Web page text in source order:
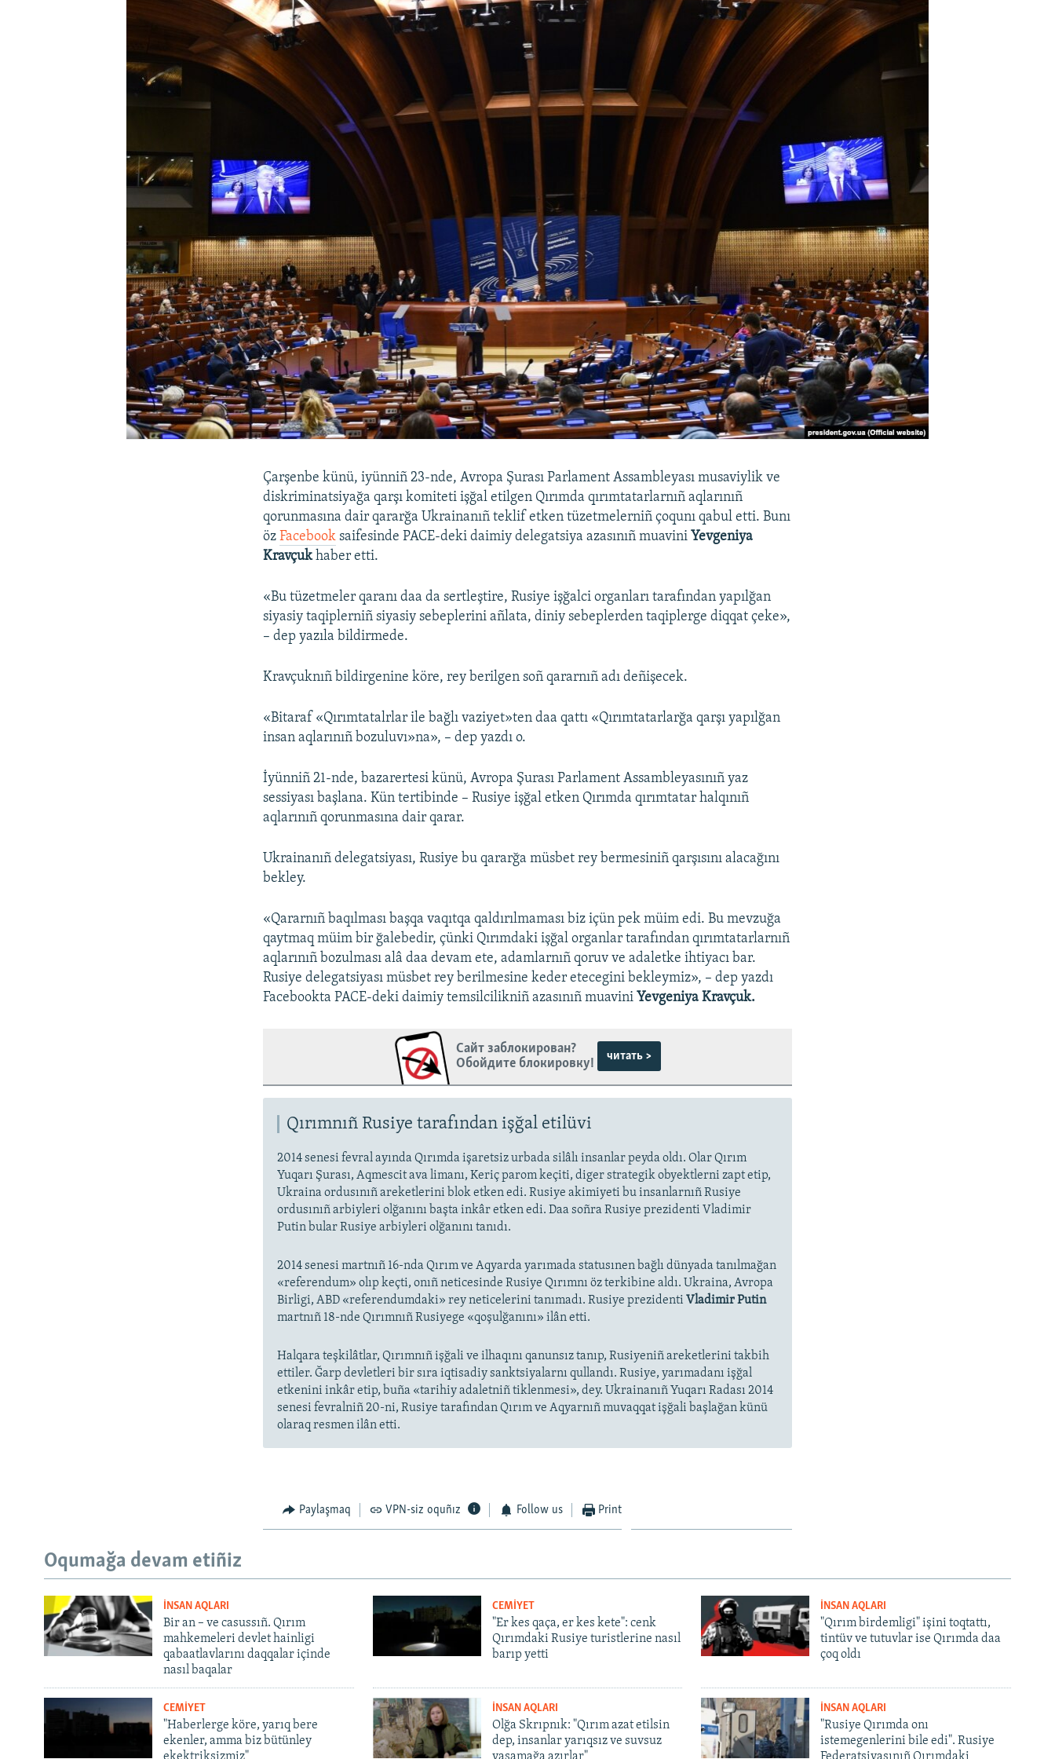
Çarşenbe künü, iyünniñ 23-nde, Avropa Şurası Parlament Assambleyası musaviylik ve
diskriminatsiyağa qarşı komiteti işğal etilgen Qırımda qırımtatarlarnıñ aqlarınıñ
qorunmasına dair qararğa Ukrainanıñ teklif etken tüzetmelerniñ çoqunı qabul etti. Bunı
özFacebook saifesinde PACE-deki daimiy delegatsiya azasınıñ muavini Yevgeniya
Kravçukhaber etti.
«Bu tüzetmeler qaranı daa da sertleştire, Rusiye işğalci organları tarafından yapılğan
siyasiy taqiplerniñ siyasiy sebeplerini añlata, diniy sebeplerden taqiplerge diqqat çeke»,
– dep yazıla bildirmede.
Kravçuknıñ bildirgenine köre, rey berilgen soñ qararnıñ adı deñişecek.
«Bitaraf «Qırımtatalrlar ile bağlı vaziyet»ten daa qattı «Qırımtatarlarğa qarşı yapılğan
insan aqlarınıñ bozuluvı»na», – dep yazdı o.
İyünniñ 21-nde, bazarertesi künü, Avropa Şurası Parlament Assambleyasınıñ yaz
sessiyası başlana. Kün tertibinde – Rusiye işğal etken Qırımda qırımtatar halqınıñ
aqlarınıñ qorunmasına dair qarar.
Ukrainanıñ delegatsiyası, Rusiye bu qararğa müsbet rey bermesiniñ qarşısını alacağını
bekley.
«Qararnıñ baqılması başqa vaqıtqa qaldırılmaması biz içün pek müim edi. Bu mevzuğa
qaytmaq müim bir ğalebedir, çünki Qırımdaki işğal organlar tarafından qırımtatarlarnıñ
aqlarınıñ bozulması alâ daa devam ete, adamlarnıñ qoruv ve adaletke ihtiyacı bar.
Rusiye delegatsiyası müsbet rey berilmesine keder etecegini bekleymiz», –​ dep yazdı
Facebookta PACE-deki daimiy temsilcilikniñ azasınıñ muavini Yevgeniya Kravçuk.
Сайт заблокирован?
Обойдите блокировку!
читать >
Qırımnıñ Rusiye tarafından işğal etilüvi
2014 senesi fevral ayında Qırımda işaretsiz urbada silâlı insanlar peyda oldı. Olar Qırım
Yuqarı Şurası, Aqmescit ava limanı, Keriç parom keçiti, diger strategik obyektlerni zapt etip,
Ukraina ordusınıñ areketlerini blok etken edi. Rusiye akimiyeti bu insanlarnıñ Rusiye
ordusınıñ arbiyleri olğanını başta inkâr etken edi. Daa soñra Rusiye prezidenti Vladimir
Putin bular Rusiye arbiyleri olğanını tanıdı.
2014 senesi martnıñ 16-nda Qırım ve Aqyarda yarımada statusınen bağlı dünyada tanılmağan
«referendum» olıp keçti, onıñ neticesinde Rusiye Qırımnı öz terkibine aldı. Ukraina, Avropa
Birligi, ABD «referendumdaki» rey neticelerini tanımadı. Rusiye prezidenti Vladimir Putin
martnıñ 18-nde Qırımnıñ Rusiyege «qoşulğanını» ilân etti.
Halqara teşkilâtlar, Qırımnıñ işğali ve ilhaqını qanunsız tanıp, Rusiyeniñ areketlerini takbih
ettiler. Ğarp devletleri bir sıra iqtisadiy sanktsiyalarnı qullandı. Rusiye, yarımadanı işğal
etkenini inkâr etip, buña «tarihiy adaletniñ tiklenmesi», dey. Ukrainanıñ Yuqarı Radası 2014
senesi fevralniñ 20-ni, Rusiye tarafından Qırım ve Aqyarnıñ muvaqqat işğali başlağan künü
olaraq resmen ilân etti.
Paylaşmaq VPN-siz oquñız Follow us Print
Oqumağa devam etiñiz
İNSAN AQLARI
Bir an – ve casussıñ. Qırım
mahkemeleri devlet hainligi
qabaatlavlarını daqqalar içinde
nasıl baqalar
CEMİYET
"Er kes qaça, er kes kete": cenk
Qırımdaki Rusiye turistlerine nasıl
barıp yetti
İNSAN AQLARI
"Qırım birdemligi" işini toqtattı,
tintüv ve tutuvlar ise Qırımda daa
çoq oldı
CEMİYET
"Haberlerge köre, yarıq bere
ekenler, amma biz bütünley
ekektriksizmiz"
İNSAN AQLARI
Olğa Skrıpnık: "Qırım azat etilsin
dep, insanlar yarıqsız ve suvsuz
yaşamağa azırlar"
İNSAN AQLARI
"Rusiye Qırımda onı
istemegenlerini bile edi". Rusiye
Federatsiyasınıñ Qırımdaki